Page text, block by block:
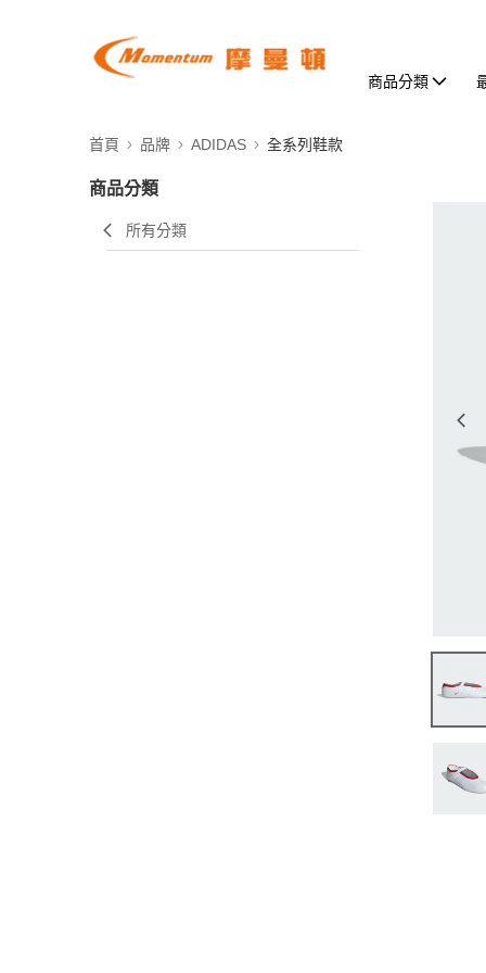
商品分類
首頁 品牌 ADIDAS 全系列鞋款
商品分類
所有分類